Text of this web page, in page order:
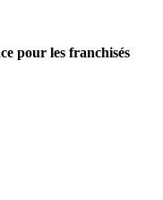
pour les franchisés